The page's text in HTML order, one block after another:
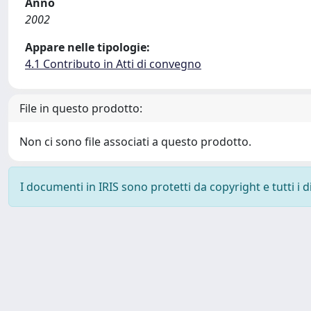
2002
Appare nelle tipologie:
4.1 Contributo in Atti di convegno
File in questo prodotto:
Non ci sono file associati a questo prodotto.
I documenti in IRIS sono protetti da copyright e tutti i